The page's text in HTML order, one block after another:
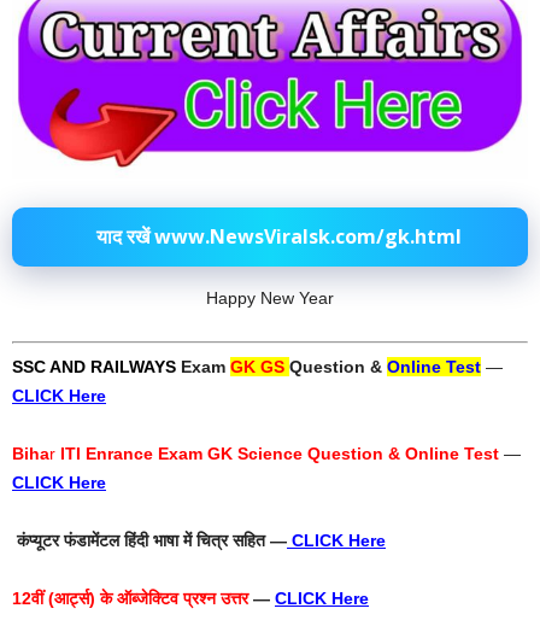
याद रखें www.NewsViralsk.com/gk.html
Happy New Year
SSC AND RAILWAYS Exam GK GS Question & Online Test —
CLICK Here
Bihar ITI Enrance Exam GK Science Question & Online Test —
CLICK Here
कंप्यूटर फंडामेंटल हिंदी भाषा में चित्र सहित — CLICK Here
12वीं (आर्ट्स) के ऑब्जेक्टिव प्रश्न उत्तर— CLICK Here